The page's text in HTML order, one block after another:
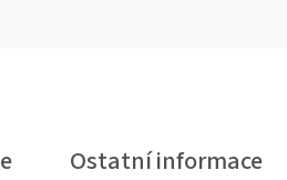
Ostatní informace